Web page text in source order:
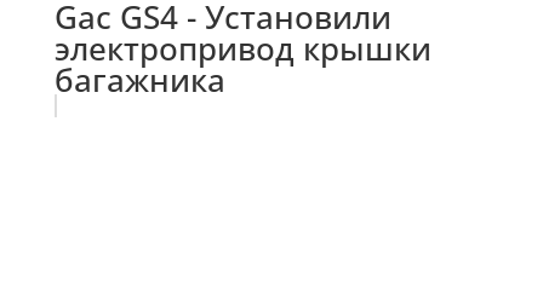
Gac GS4 - Установили
электропривод крышки
багажника